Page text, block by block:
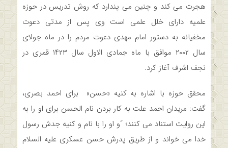
هجرت می کند و چنین می پندارد که روش تدریس در حوزه
علمیه دارای خلل علمی است وی پس از مدتی دعوت
مخفیانه به دستور امام مهدی دعوت مردم را در ماه جولای
سال ۲۰۰۲ موافق با ماه جمادی الاول سال ۱۴۲۳ قمری در
نجف اشرف آغاز کرد.
محقق حوزه با اشاره به کنیه «حسن» برای احمد بصری،
گفت: مریدان احمد علت به کار بردن نام الحسن برای او را به
این روایت استناد می کنند؛ “و او را با نام و کنیه جدش رسول
خدا می خواند و از طریق پدرش حسن عسکری علیه السلام